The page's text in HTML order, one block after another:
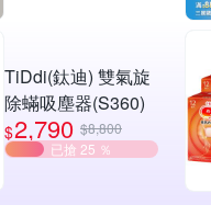
TiDdi(鈦迪) 雙氣旋
除蟎吸塵器(S360)
$2,790 $8,800
已搶 25 ％